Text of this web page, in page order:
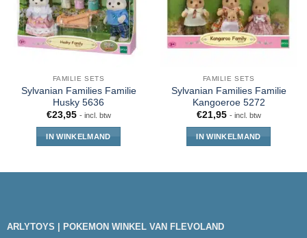
FAMILIE SETS
Sylvanian Families Familie
Husky 5636
€23,95 - incl. btw
IN WINKELMAND
FAMILIE SETS
Sylvanian Families Familie
Kangoeroe 5272
€21,95 - incl. btw
IN WINKELMAND
ARLYTOYS | POKEMON WINKEL VAN FLEVOLAND